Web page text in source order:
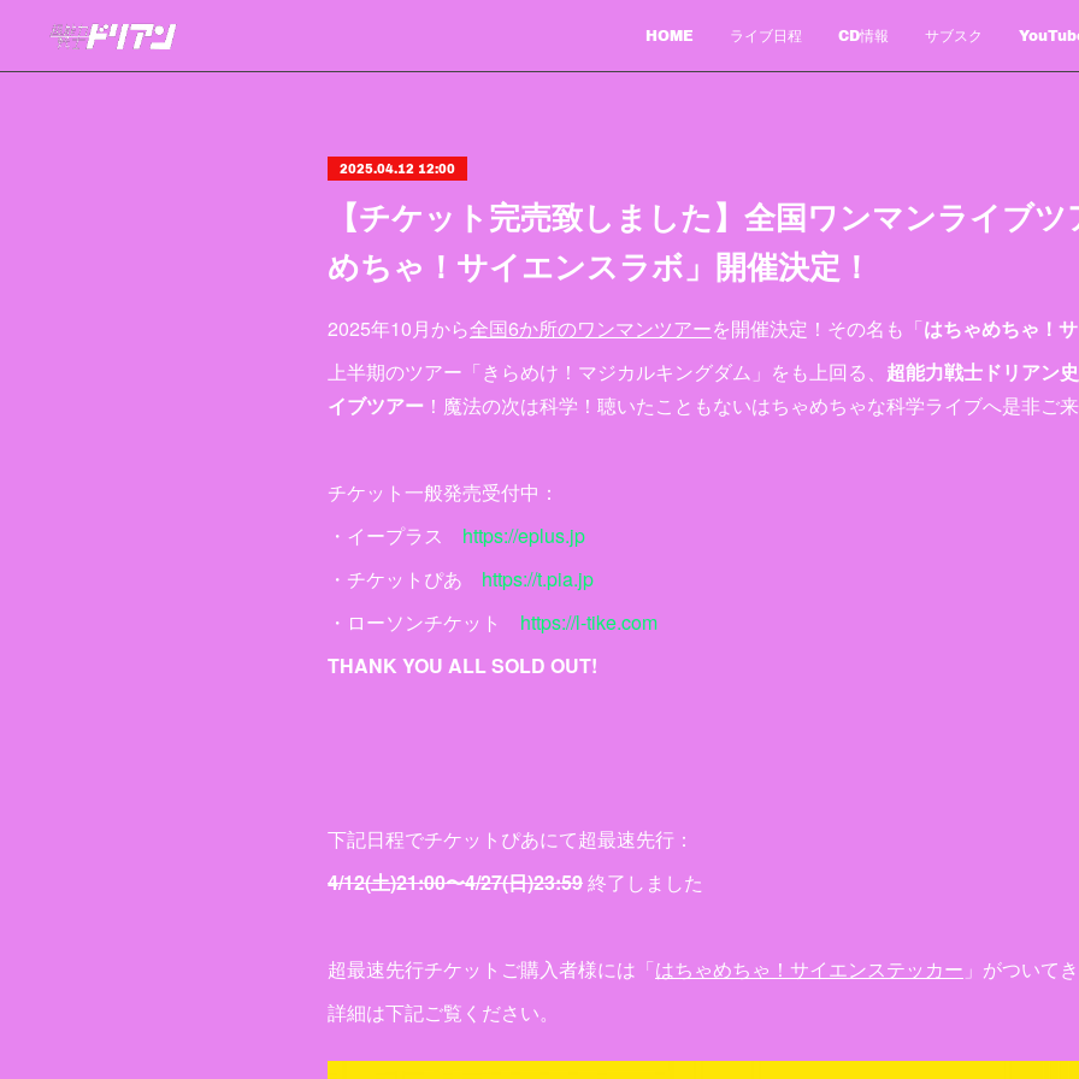
HOME ライブ日程 CD情報 サブスク
2025.04.12 12:00
【チケット完売致しました】全国ワンマンライブ
めちゃ！サイエンスラボ」開催決定！
2025年10月から全国6か所のワンマンツアーを開催決定！その名も「はちゃめちゃ！
上半期のツアー「きらめけ！マジカルキングダム」をも上回る、 超能力戦士ドリアン
イブツアー ！魔法の次は科学！聴いたこともないはちゃめちゃな科学ライブへ是非ご
チケット一般発売受付中：
・イープラス https://eplus.jp
・チケットぴあ https://t.pia.jp
・ローソンチケット https://l-tike.com
THANK YOU ALL SOLD OUT!
下記日程でチケットぴあにて超最速先行：
4/12(土)21:00〜4/27(日)23:59終了しました
超最速先行チケットご購入者様には「はちゃめちゃ！サイエンステッカー 」がついて
詳細は下記ご覧ください。